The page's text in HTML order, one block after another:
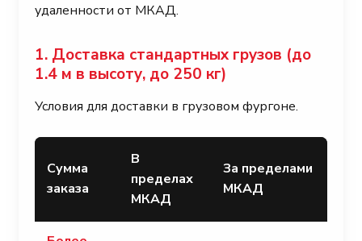
удаленности от МКАД.
1. Доставка стандартных грузов (до
1.4 м в высоту, до 250 кг)
Условия для доставки в грузовом фургоне.
Сумма
заказа
В
пределах
МКАД
За пределами
МКАД